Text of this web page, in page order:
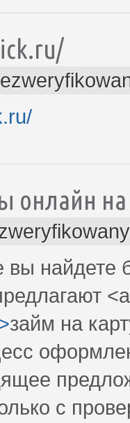
онлайн на
найдете
займ на
с